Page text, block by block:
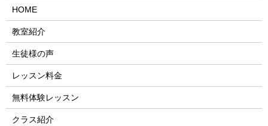
HOME
教室紹介
生徒様の声
レッスン料金
無料体験レッスン
クラス紹介